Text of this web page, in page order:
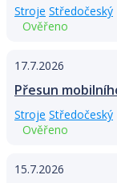
Stroje Středočeský
Ověřeno
17.7.2026
Přesun
Stroje Středočeský
Ověřeno
15.7.2026